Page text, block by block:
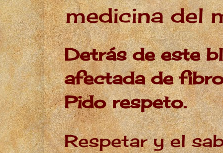
medicina del
Detrás de este
afectada de
Pido respeto.
Respetar y el